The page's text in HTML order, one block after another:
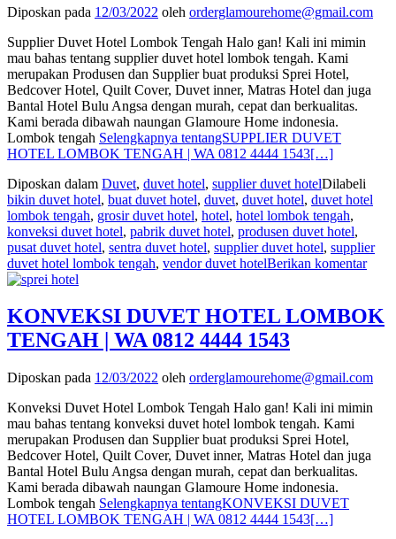
Diposkan pada 12/03/2022 oleh orderglamourehome@gmail.com
Supplier Duvet Hotel Lombok Tengah Halo gan! Kali ini mimin
mau bahas tentang supplier duvet hotel lombok tengah. Kami
merupakan Produsen dan Supplier buat produksi Sprei Hotel,
Bedcover Hotel, Quilt Cover, Duvet inner, Matras Hotel dan juga
Bantal Hotel Bulu Angsa dengan murah, cepat dan berkualitas.
Kami berada dibawah naungan Glamoure Home indonesia.
Lombok tengah Selengkapnya tentangSUPPLIER DUVET
HOTEL LOMBOK TENGAH | WA 0812 4444 1543[…]
Diposkan dalam Duvet, duvet hotel, supplier duvet hotelDilabeli
bikin duvet hotel, buat duvet hotel, duvet, duvet hotel, duvet hotel
lombok tengah, grosir duvet hotel, hotel, hotel lombok tengah,
konveksi duvet hotel, pabrik duvet hotel, produsen duvet hotel,
pusat duvet hotel, sentra duvet hotel, supplier duvet hotel, supplier
duvet hotel lombok tengah, vendor duvet hotelBerikan komentar
KONVEKSI DUVET HOTEL LOMBOK
TENGAH | WA 0812 4444 1543
Diposkan pada 12/03/2022 oleh orderglamourehome@gmail.com
Konveksi Duvet Hotel Lombok Tengah Halo gan! Kali ini mimin
mau bahas tentang konveksi duvet hotel lombok tengah. Kami
merupakan Produsen dan Supplier buat produksi Sprei Hotel,
Bedcover Hotel, Quilt Cover, Duvet inner, Matras Hotel dan juga
Bantal Hotel Bulu Angsa dengan murah, cepat dan berkualitas.
Kami berada dibawah naungan Glamoure Home indonesia.
Lombok tengah Selengkapnya tentangKONVEKSI DUVET
HOTEL LOMBOK TENGAH | WA 0812 4444 1543[…]